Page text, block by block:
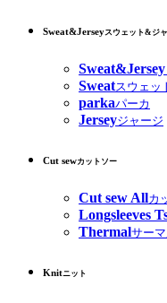
Sweat&Jerseyスウェット&ジ
Sweatスウェッ
parkaパーカ
Jerseyジャージ
Cut sewカットソー
Cut sew Allカ
Longsleeves
Thermalサー
Knitニット